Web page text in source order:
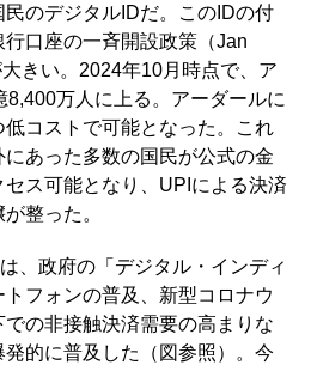
のデジタルIDだ。このIDの付
口座の一斉開設政策（Jan
きい。2024年10月時点で、ア
万人に上る。アーダールに
コストで可能となった。これ
あった多数の国民が公式の金
ス可能となり、UPIによる決済
整った。
、政府の「デジタル・インディ
フォンの普及、新型コロナウ
の非接触決済需要の高まりな
的に普及した（図参照）。今